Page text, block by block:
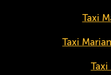
Taxi
Taxi
Taxi